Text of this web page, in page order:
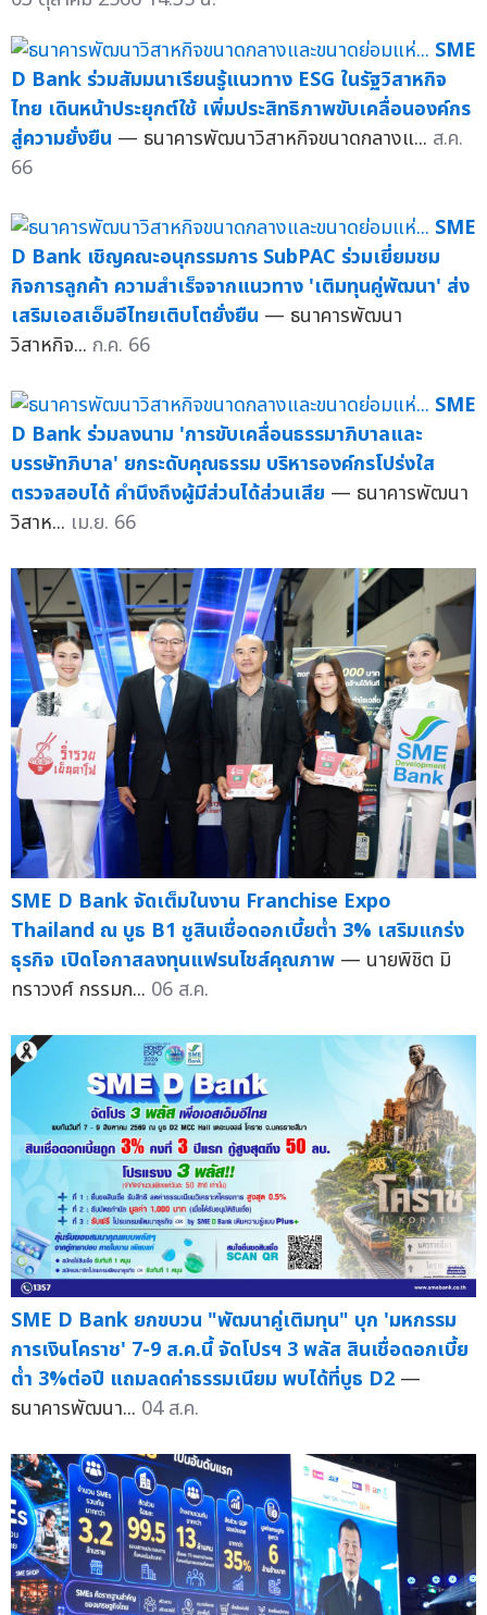
SME
D Bank ร่วมสัมมนาเรียนรู้แนวทาง ESG ในรัฐวิสาหกิจ
ไทย เดินหน้าประยุกต์ใช้ เพิ่มประสิทธิภาพขับเคลื่อนองค์กร
สู่ความยั่งยืน — ธนาคารพัฒนาวิสาหกิจขนาดกลางแ... ส.ค.
66
SME
D Bank เชิญคณะอนุกรรมการ SubPAC ร่วมเยี่ยมชม
กิจการลูกค้า ความสำเร็จจากแนวทาง 'เติมทุนคู่พัฒนา' ส่ง
เสริมเอสเอ็มอีไทยเติบโตยั่งยืน — ธนาคารพัฒนา
วิสาหกิจ... ก.ค. 66
SME
D Bank ร่วมลงนาม 'การขับเคลื่อนธรรมาภิบาลและ
บรรษัทภิบาล' ยกระดับคุณธรรม บริหารองค์กรโปร่งใส
ตรวจสอบได้ คำนึงถึงผู้มีส่วนได้ส่วนเสีย — ธนาคารพัฒนา
วิสาห... เม.ย. 66
SME D Bank จัดเต็มในงาน Franchise Expo
Thailand ณ บูธ B1 ชูสินเชื่อดอกเบี้ยต่ำ 3% เสริมแกร่ง
ธุรกิจ เปิดโอกาสลงทุนแฟรนไชส์คุณภาพ — นายพิชิต มิ
ทราวงศ์ กรรมก... 06 ส.ค.
SME D Bank ยกขบวน "พัฒนาคู่เติมทุน" บุก 'มหกรรม
การเงินโคราช' 7-9 ส.ค.นี้ จัดโปรฯ 3 พลัส สินเชื่อดอกเบี้ย
ต่ำ 3%ต่อปี แถมลดค่าธรรมเนียม พบได้ที่บูธ D2 —
ธนาคารพัฒนา... 04 ส.ค.